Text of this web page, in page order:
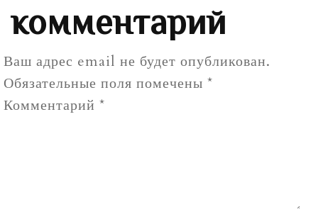
комментарий
Ваш адрес email не будет опубликован.
Обязательные поля помечены *
Комментарий *